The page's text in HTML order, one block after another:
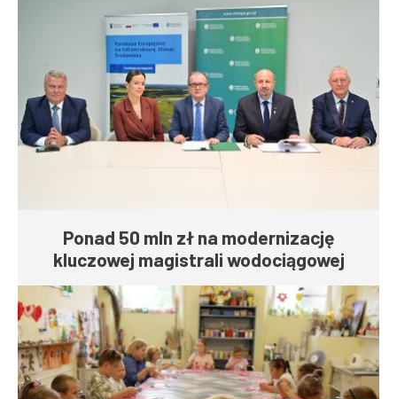
Ponad 50 mln zł na modernizację
kluczowej magistrali wodociągowej